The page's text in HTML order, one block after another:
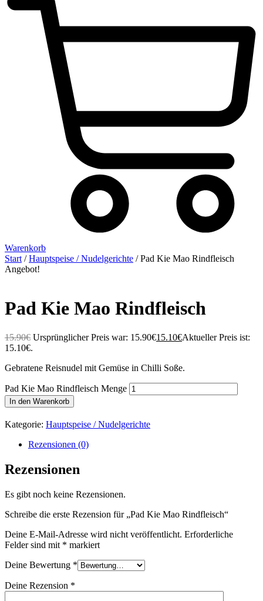
Warenkorb
Start /Hauptspeise / Nudelgerichte / Pad Kie Mao Rindfleisch
Angebot!
Pad Kie Mao Rindfleisch
15.90€ Ursprünglicher Preis war: 15.90€15.10€Aktueller Preis ist:
15.10€.
Gebratene Reisnudel mit Gemüse in Chilli Soße.
Pad Kie Mao Rindfleisch Menge
In den Warenkorb
Kategorie: Hauptspeise / Nudelgerichte
Rezensionen (0)
Rezensionen
Es gibt noch keine Rezensionen.
Schreibe die erste Rezension für „Pad Kie Mao Rindfleisch“
Deine E-Mail-Adresse wird nicht veröffentlicht. Erforderliche
Felder sind mit * markiert
Deine Bewertung *
Deine Rezension *